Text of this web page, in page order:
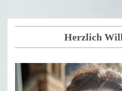
Herzlich